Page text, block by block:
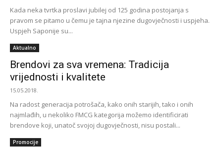
Kada neka tvrtka proslavi jubilej od 125 godina postojanja s
pravom se pitamo u čemu je tajna njezine dugovječnosti i uspjeha.
Uspjeh Saponije su...
Aktualno
Brendovi za sva vremena: Tradicija
vrijednosti i kvalitete
15.05.2018.
Na radost generacija potrošača, kako onih starijih, tako i onih
najmlađih, u nekoliko FMCG kategorija možemo identificirati
brendove koji, unatoč svojoj dugovječnosti, nisu postali...
Promocije